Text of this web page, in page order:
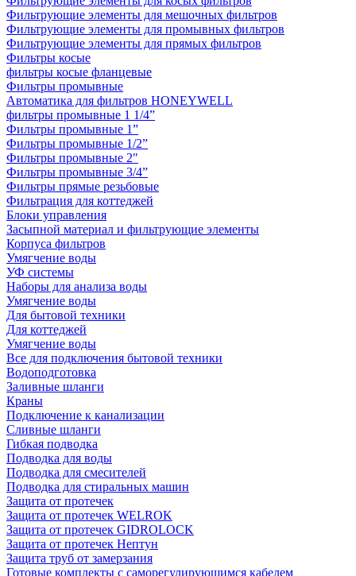
Фильтрующие элементы для мешочных фильтров
Фильтрующие элементы для промывных фильтров
Фильтрующие элементы для прямых фильтров
Фильтры косые
фильтры косые фланцевые
Фильтры промывные
Автоматика для фильтров HONEYWELL
фильтры промывные 1 1/4”
Фильтры промывные 1”
Фильтры промывные 1/2”
Фильтры промывные 2"
Фильтры промывные 3/4”
Фильтры прямые резьбовые
Фильтрация для коттеджей
Блоки управления
Засыпной материал и фильтрующие элементы
Корпуса фильтров
Умягчение воды
УФ системы
Наборы для анализа воды
Умягчение воды
Для бытовой техники
Для коттеджей
Умягчение воды
Все для подключения бытовой техники
Водоподготовка
Заливные шланги
Краны
Подключение к канализации
Сливные шланги
Гибкая подводка
Подводка для воды
Подводка для смесителей
Подводка для стиральных машин
Защита от протечек
Защита от протечек WELROK
Защита от протечек GIDROLOCK
Защита от протечек Нептун
Защита труб от замерзания
Готовые комплекты с саморегулирующимся кабелем